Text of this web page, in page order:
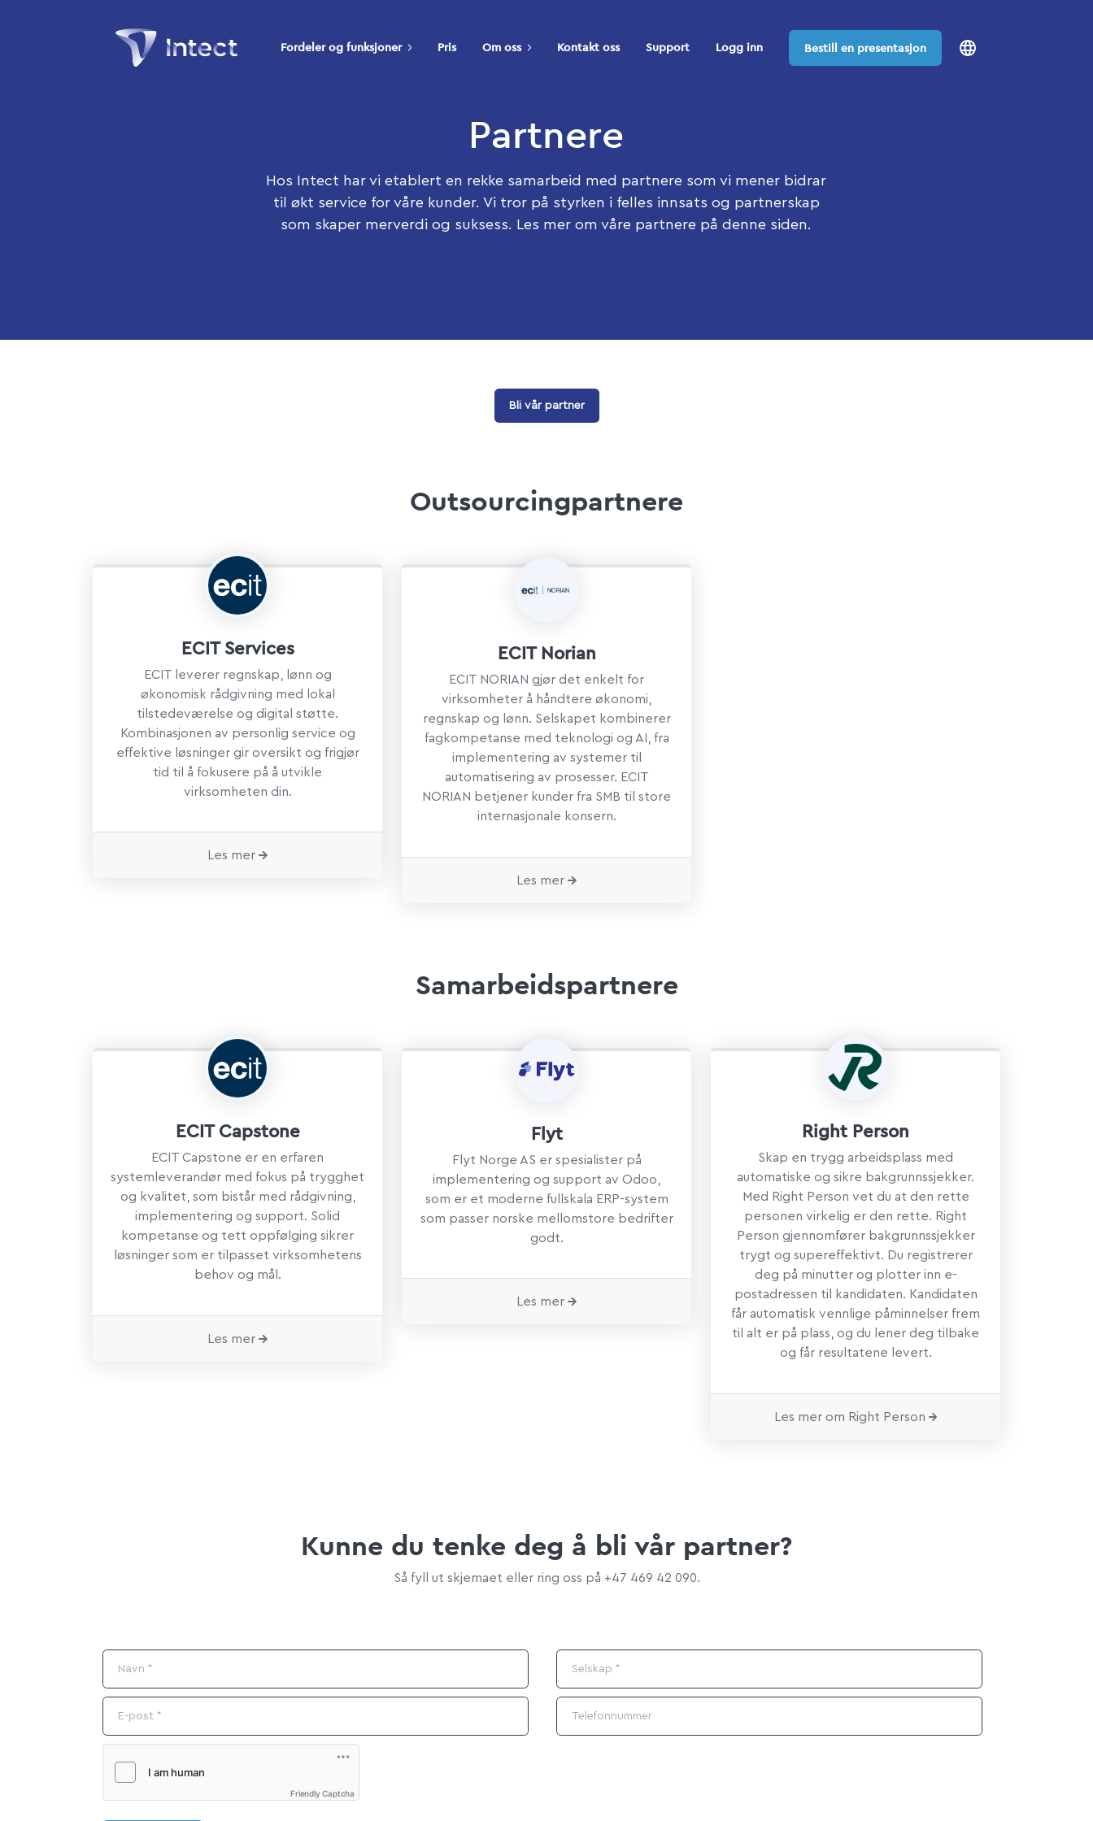
Fordeler og funksjoner Pris Om oss Kontakt oss Support Logg inn Bestill en presentasjon
Partnere
Hos Intect har vi etablert en rekke samarbeid med partnere som vi mener bidrar
til økt service for våre kunder. Vi tror på styrken i felles innsats og partnerskap
som skaper merverdi og suksess. Les mer om våre partnere på denne siden.
Bli vår partner
Outsourcingpartnere
ECIT Services
ECIT leverer regnskap, lønn og
økonomisk rådgivning med lokal
tilstedeværelse og digital støtte.
Kombinasjonen av personlig service og
effektive løsninger gir oversikt og frigjør
tid til å fokusere på å utvikle
virksomheten din.
Les mer
ECIT Norian
ECIT NORIAN gjør det enkelt for
virksomheter å håndtere økonomi,
regnskap og lønn. Selskapet kombinerer
fagkompetanse med teknologi og AI, fra
implementering av systemer til
automatisering av prosesser. ECIT
NORIAN betjener kunder fra SMB til store
internasjonale konsern.
Les mer
Samarbeidspartnere
ECIT Capstone
ECIT Capstone er en erfaren
systemleverandør med fokus på trygghet
og kvalitet, som bistår med rådgivning,
implementering og support. Solid
kompetanse og tett oppfølging sikrer
løsninger som er tilpasset virksomhetens
behov og mål.
Les mer
Flyt
Flyt Norge AS er spesialister på
implementering og support av Odoo,
som er et moderne fullskala ERP-system
som passer norske mellomstore bedrifter
godt.
Les mer
Right Person
Skap en trygg arbeidsplass med
automatiske og sikre bakgrunnssjekker.
Med Right Person vet du at den rette
personen virkelig er den rette. Right
Person gjennomfører bakgrunnssjekker
trygt og supereffektivt. Du registrerer
deg på minutter og plotter inn e-
postadressen til kandidaten. Kandidaten
får automatisk vennlige påminnelser frem
til alt er på plass, og du lener deg tilbake
og får resultatene levert.
Les mer om Right Person
Kunne du tenke deg å bli vår partner?
Så fyll ut skjemaet eller ring oss på +47 469 42 090.​
Friendly Captcha